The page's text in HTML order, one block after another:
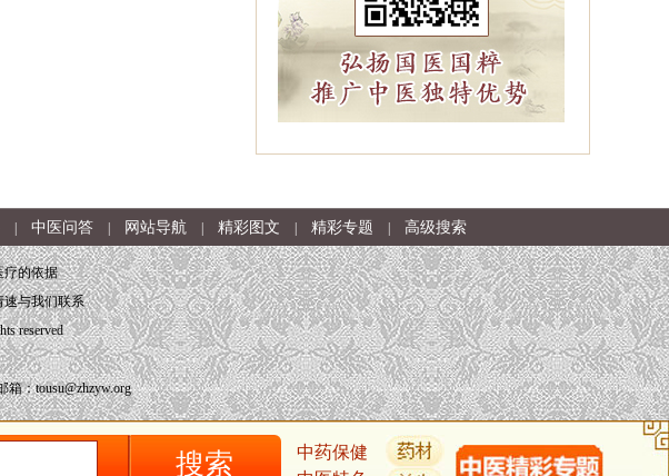
中医问答 网站导航 精彩图文 精彩专题 高级搜索
疗的依据
与我们联系
reserved
：tousu@zhzyw.org
中药保健